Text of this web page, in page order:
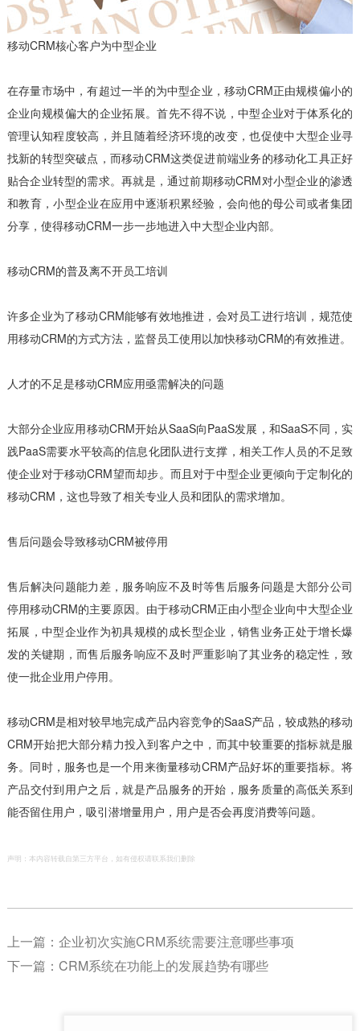
移动CRM核心客户为中型企业
在存量市场中，有超过一半的为中型企业，移动CRM正由规模偏小的
企业向规模偏大的企业拓展。首先不得不说，中型企业对于体系化的
管理认知程度较高，并且随着经济环境的改变，也促使中大型企业寻
找新的转型突破点，而移动CRM这类促进前端业务的移动化工具正好
贴合企业转型的需求。再就是，通过前期移动CRM对小型企业的渗透
和教育，小型企业在应用中逐渐积累经验，会向他的母公司或者集团
分享，使得移动CRM一步一步地进入中大型企业内部。
移动CRM的普及离不开员工培训
许多企业为了移动CRM能够有效地推进，会对员工进行培训，规范使
用移动CRM的方式方法，监督员工使用以加快移动CRM的有效推进。
人才的不足是移动CRM应用亟需解决的问题
大部分企业应用移动CRM开始从SaaS向PaaS发展，和SaaS不同，实
践PaaS需要水平较高的信息化团队进行支撑，相关工作人员的不足致
使企业对于移动CRM望而却步。而且对于中型企业更倾向于定制化的
移动CRM，这也导致了相关专业人员和团队的需求增加。
售后问题会导致移动CRM被停用
售后解决问题能力差，服务响应不及时等售后服务问题是大部分公司
停用移动CRM的主要原因。由于移动CRM正由小型企业向中大型企业
拓展，中型企业作为初具规模的成长型企业，销售业务正处于增长爆
发的关键期，而售后服务响应不及时严重影响了其业务的稳定性，致
使一批企业用户停用。
移动CRM是相对较早地完成产品内容竞争的SaaS产品，较成熟的移动
CRM开始把大部分精力投入到客户之中，而其中较重要的指标就是服
务。同时，服务也是一个用来衡量移动CRM产品好坏的重要指标。将
产品交付到用户之后，就是产品服务的开始，服务质量的高低关系到
能否留住用户，吸引潜增量用户，用户是否会再度消费等问题。
声明：本内容转载自第三方平台，如有侵权请联系我们删除
上一篇： 企业初次实施CRM系统需要注意哪些事项
下一篇： CRM系统在功能上的发展趋势有哪些